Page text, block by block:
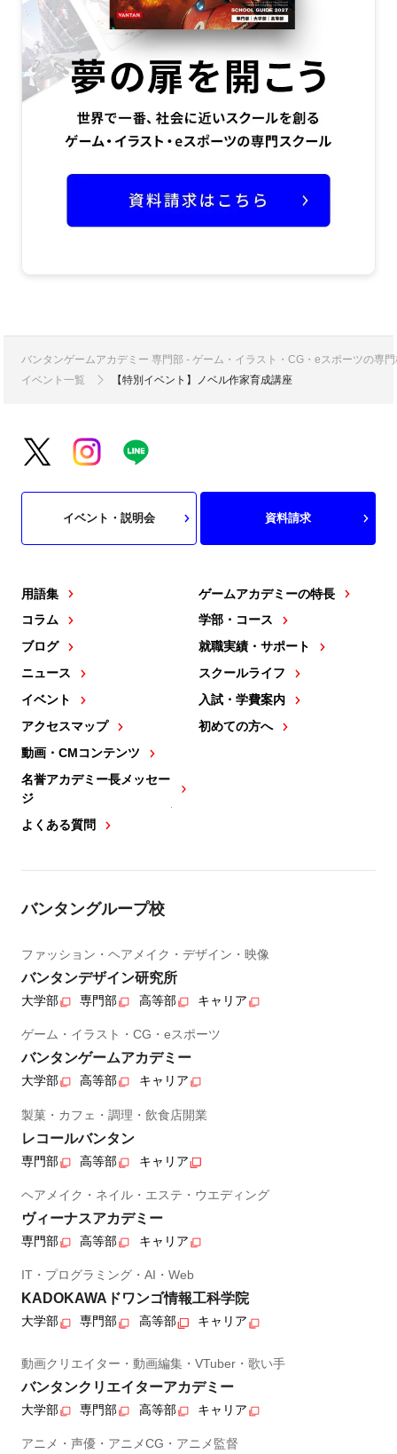
バンタンゲームアカデミー 専門部 - ゲーム・イラスト・CG・eスポーツの専
イベント一覧
【特別イベント】ノベル作家育成講座
用語集
コラム
ブログ
ニュース
イベント
アクセスマップ
動画・CMコンテンツ
名誉アカデミー長メッセー
ジ
よくある質問
ゲームアカデミーの特長
学部・コース
就職実績・サポート
スクールライフ
入試・学費案内
初めての方へ
イベント・説明会 資料請求
バンタングループ校
ファッション・ヘアメイク・デザイン・映像
バンタンデザイン研究所
大学部 専門部 高等部 キャリア
ゲーム・イラスト・CG・eスポーツ
バンタンゲームアカデミー
大学部 高等部 キャリア
製菓・カフェ・調理・飲食店開業
レコールバンタン
専門部 高等部 キャリア
ヘアメイク・ネイル・エステ・ウエディング
ヴィーナスアカデミー
専門部 高等部 キャリア
IT・プログラミング・AI・Web
KADOKAWAドワンゴ情報工科学院
大学部 専門部 高等部 キャリア
動画クリエイター・動画編集・VTuber・歌い手
バンタンクリエイターアカデミー
大学部 専門部 高等部 キャリア
アニメ・声優・アニメCG・アニメ監督